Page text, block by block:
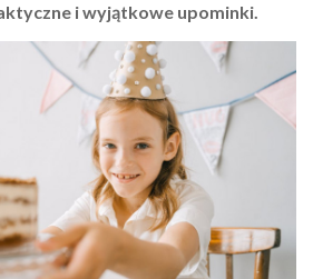
i wyjątkowe upominki.